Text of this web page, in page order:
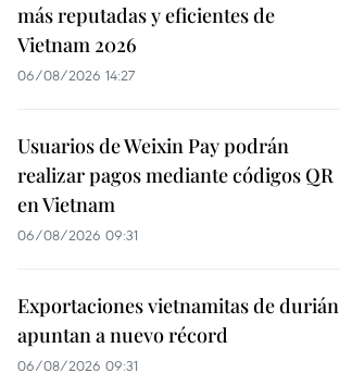
más reputadas y eficientes de
Vietnam 2026
06/08/2026 14:27
Usuarios de Weixin Pay podrán
realizar pagos mediante códigos QR
en Vietnam
06/08/2026 09:31
Exportaciones vietnamitas de durián
apuntan a nuevo récord
06/08/2026 09:31